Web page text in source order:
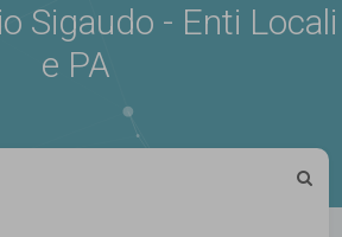
Sigaudo - Enti Locali
e PA